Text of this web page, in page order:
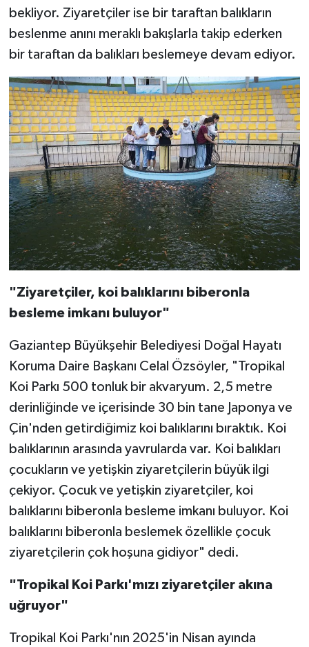
bekliyor. Ziyaretçiler ise bir taraftan balıkların
beslenme anını meraklı bakışlarla takip ederken
bir taraftan da balıkları beslemeye devam ediyor.
"Ziyaretçiler, koi balıklarını biberonla
besleme imkanı buluyor"
Gaziantep Büyükşehir Belediyesi Doğal Hayatı
Koruma Daire Başkanı Celal Özsöyler, "Tropikal
Koi Parkı 500 tonluk bir akvaryum. 2,5 metre
derinliğinde ve içerisinde 30 bin tane Japonya ve
Çin'nden getirdiğimiz koi balıklarını bıraktık. Koi
balıklarının arasında yavrularda var. Koi balıkları
çocukların ve yetişkin ziyaretçilerin büyük ilgi
çekiyor. Çocuk ve yetişkin ziyaretçiler, koi
balıklarını biberonla besleme imkanı buluyor. Koi
balıklarını biberonla beslemek özellikle çocuk
ziyaretçilerin çok hoşuna gidiyor" dedi.
"Tropikal Koi Parkı'mızı ziyaretçiler akına
uğruyor"
Tropikal Koi Parkı'nın 2025'in Nisan ayında